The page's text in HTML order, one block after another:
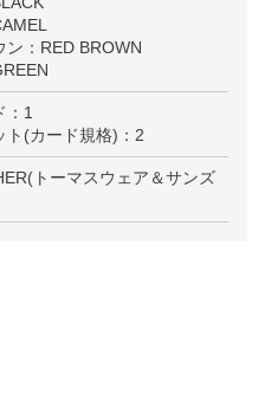
ン：RED BROWN
：1
ト(カード規格)：2
トーマスウェア＆サンズ